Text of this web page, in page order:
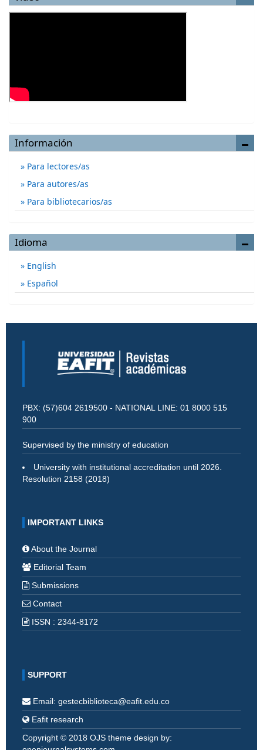
Información
Para lectores/as
Para autores/as
Para bibliotecarios/as
Idioma
English
Español
PBX: (57)604 2619500 - NATIONAL LINE: 01 8000 515
900
Supervised by the ministry of education
University with institutional accreditation until 2026.
Resolution 2158 (2018)
IMPORTANT LINKS
About the Journal
Editorial Team
Submissions
Contact
ISSN : 2344-8172
SUPPORT
Email: gestecbiblioteca@eafit.edu.co
Eafit research
Copyright © 2018 OJS theme design by: